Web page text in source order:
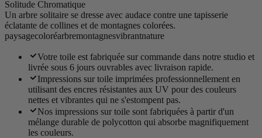
Solitude Chromatique
Un arbre solitaire se dresse avec audace contre une tapisserie
éclatante de collines et de montagnes colorées.
paysagecoloréarbremontagnesvibrantnature
Votre toile est fabriquée sur commande dans notre studio et
livrée sous 6 jours ouvrables avec livraison rapide.
Impressions sur toile imprimées professionnellement en
utilisant des encres résistantes aux UV pour des couleurs
nettes et vibrantes qui ne s'estompent pas.
Nos impressions sur toile sont fabriquées à partir d'un
mélange durable de polycotton qui absorbe magnifiquement
les couleurs.